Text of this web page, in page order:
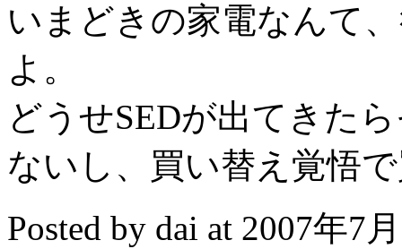
いまどきの家電なんて
よ。
どうせSEDが出てきた
ないし、買い替え覚悟
Posted by dai at 2007年7